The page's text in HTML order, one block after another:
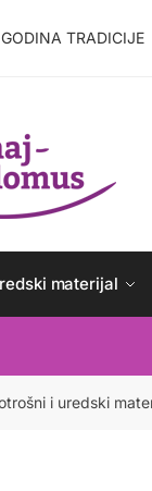
TRADICIJE
materijal
i uredski